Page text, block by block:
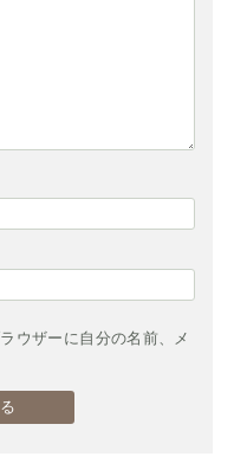
ウザーに自分の名前、メ